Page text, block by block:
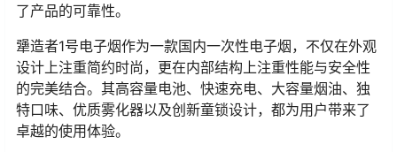
了产品的可靠性。
犟造者1号电子烟作为一款国内一次性电子烟，不仅在外观
设计上注重简约时尚，更在内部结构上注重性能与安全性
的完美结合。其高容量电池、快速充电、大容量烟油、独
特口味、优质雾化器以及创新童锁设计，都为用户带来了
卓越的使用体验。